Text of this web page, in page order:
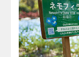
b
o
o
k
sk
y
e
n
g